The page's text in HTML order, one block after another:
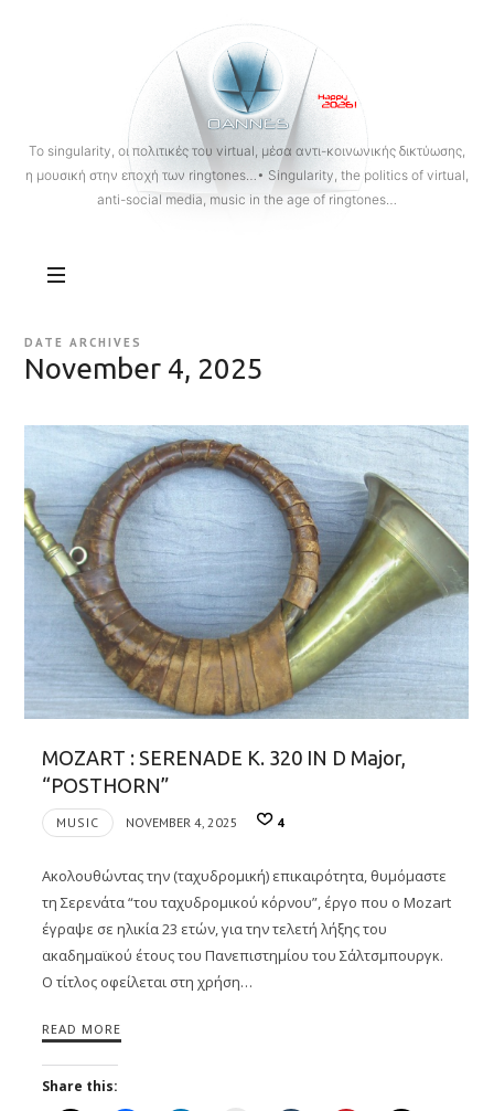
OANNES
To singularity, οι πολιτικές του virtual, μέσα αντι-κοινωνικής δικτύωσης,
η μουσική στην εποχή των ringtones…• Singularity, the politics of virtual,
anti-social media, music in the age of ringtones…
DATE ARCHIVES
November 4, 2025
MOZART : SERENADE K. 320 IN D Major,
“POSTHORN”
MUSIC NOVEMBER 4, 2025 4
Ακολουθώντας την (ταχυδρομική) επικαιρότητα, θυμόμαστε
τη Σερενάτα “του ταχυδρομικού κόρνου”, έργο που ο Mozart
έγραψε σε ηλικία 23 ετών, για την τελετή λήξης του
ακαδημαϊκού έτους του Πανεπιστημίου του Σάλτσμπουργκ.
Ο τίτλος οφείλεται στη χρήση…
READ MORE
Share this: